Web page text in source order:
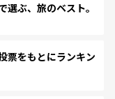
ぶ、旅のベスト。
票をもとにランキン